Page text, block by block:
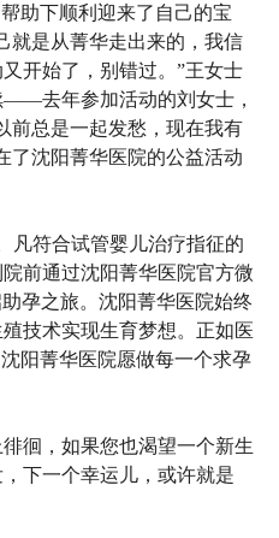
助下顺利迎来了自己的宝
就是从菁华走出来的，我信
开始了，别错过。”王女士
——去年参加活动的刘女士，
前总是一起发愁，现在我有
了沈阳菁华医院的公益活动
凡符合试管婴儿治疗指征的
前通过沈阳菁华医院官方微
孕之旅。沈阳菁华医院始终
技术实现生育梦想。正如医
阳菁华医院愿做每一个求孕
徊，如果您也渴望一个新生
下一个幸运儿，或许就是